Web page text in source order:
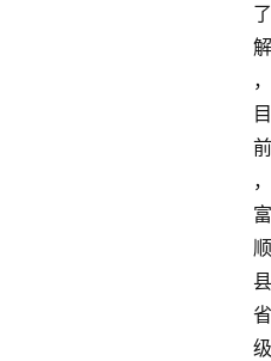
了
解
，
目
前
，
富
顺
县
省
级